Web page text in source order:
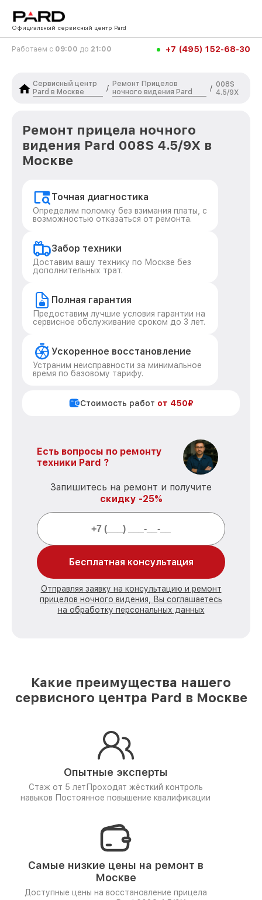
Официальный сервисный центр Pard
Работаем с 09:00 до 21:00 +7 (495) 152-68-30
Сервисный центр
Pard в Москве
/
Ремонт Прицелов
ночного видения Pard
/ 008S
4.5/9X
Ремонт прицела ночного
видения Pard 008S 4.5/9X в
Москве
Точная диагностика
Определим поломку без взимания платы, с
возможностью отказаться от ремонта.
Забор техники
Доставим вашу технику по Москве без
дополнительных трат.
Полная гарантия
Предоставим лучшие условия гарантии на
сервисное обслуживание сроком до 3 лет.
Ускоренное восстановление
Устраним неисправности за минимальное
время по базовому тарифу.
Стоимость работ от 450₽
Есть вопросы по ремонту
техники Pard ?
Запишитесь на ремонт и получите
скидку -25%
Бесплатная консультация
Отправляя заявку на консультацию и ремонт
прицелов ночного видения, Вы соглашаетесь
на обработку персональных данных
Какие преимущества нашего
сервисного центра Pard в Москве
Опытные эксперты
Стаж от 5 лет Проходят жёсткий контроль
навыков Постоянное повышение квалификации
Самые низкие цены на ремонт в
Москве
Доступные цены на восстановление прицела